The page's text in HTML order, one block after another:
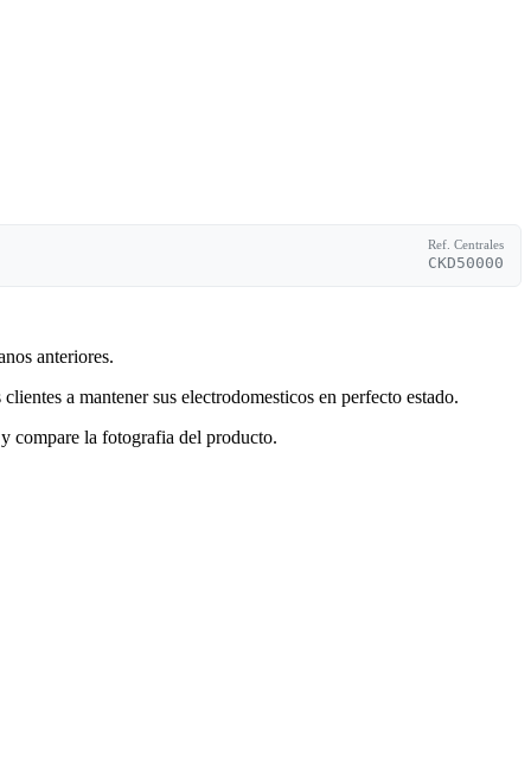
Ref. Centrales
CKD50000
anteriores.
a mantener sus electrodomesticos en perfecto estado.
compare la fotografia del producto.